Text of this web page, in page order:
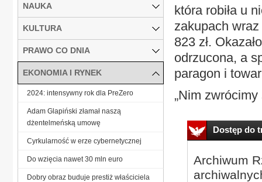
która robiła u
zakupach
823 zł.
odrzucona, a
paragon i
„Nim zwrócimy
Dostęp do
Archiwum
NAUKA
KULTURA
PRAWO CO DNIA
EKONOMIA I RYNEK
2024: intensywny rok dla PreZero
Adam Glapiński złamał naszą
dżentelmeńską umowę
Cyrkularność w erze cybernetycznej
Do wzięcia nawet 30 mln euro
Dobry obraz buduje prestiż właściciela